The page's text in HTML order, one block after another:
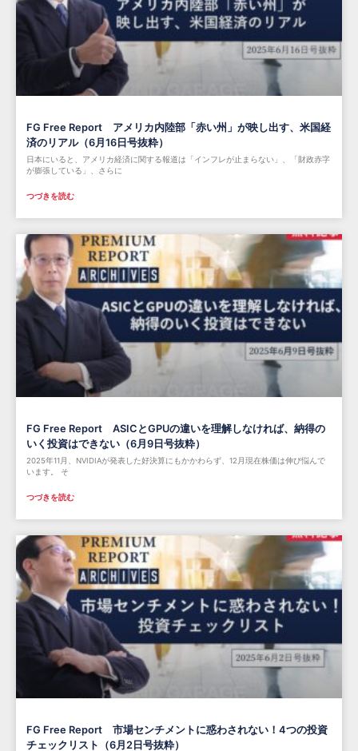
FG Free Report アメリカ内陸部「赤い州」が映し出す、米国経
済のリアル（6月16日号抜粋）
日本にいると、アメリカ経済に関する報道は「インフレが止まらない」、「財政赤字
が膨張している」、さらに
つづきを読む
FG Free Report ASICとGPUの違いを理解しなければ、納得の
いく投資はできない（6月9日号抜粋）
2025年11月、NVIDIAが発表した好決算にもかかわらず、12月現在株価は伸び悩んで
います。 そ
つづきを読む
FG Free Report 市場センチメントに惑わされない！4つの投資
チェックリスト（6月2日号抜粋）